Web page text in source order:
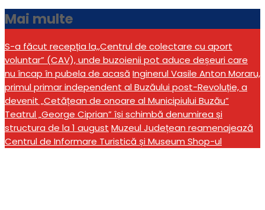
Mai multe
S-a făcut recepția la,,Centrul de colectare cu aport
voluntar” (CAV), unde buzoienii pot aduce deșeuri care
nu încap în pubela de acasă Inginerul Vasile Anton Moraru,
primul primar independent al Buzăului post-Revoluție, a
devenit „Cetățean de onoare al Municipiului Buzău”
Teatrul „George Ciprian” își schimbă denumirea și
structura de la 1 august Muzeul Județean reamenajează
Centrul de Informare Turistică și Museum Shop-ul